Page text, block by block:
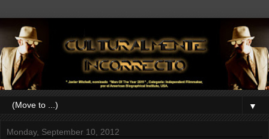
▼
Monday, September 10, 2012